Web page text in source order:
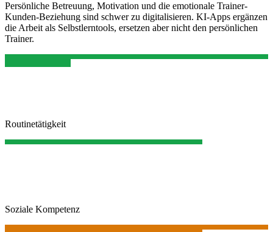
Persönliche Betreuung, Motivation und die emotionale Trainer-
Kunden-Beziehung sind schwer zu digitalisieren. KI-Apps ergänzen
die Arbeit als Selbstlerntools, ersetzen aber nicht den persönlichen
Trainer.
Routinetätigkeit
Soziale Kompetenz